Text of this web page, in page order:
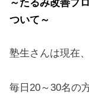
～たるみ改善プ
ついて～
塾生さんは現在
毎日20～30名の